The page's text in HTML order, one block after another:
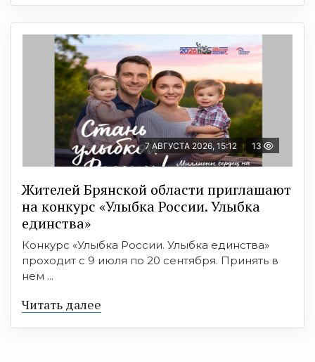
7 АВГУСТА 2026, 15:12 13
Жителей Брянской области приглашают
на конкурс «Улыбка России. Улыбка
единства»
Конкурс «Улыбка России. Улыбка единства»
проходит с 9 июля по 20 сентября. Принять в
нем ...
Читать далее